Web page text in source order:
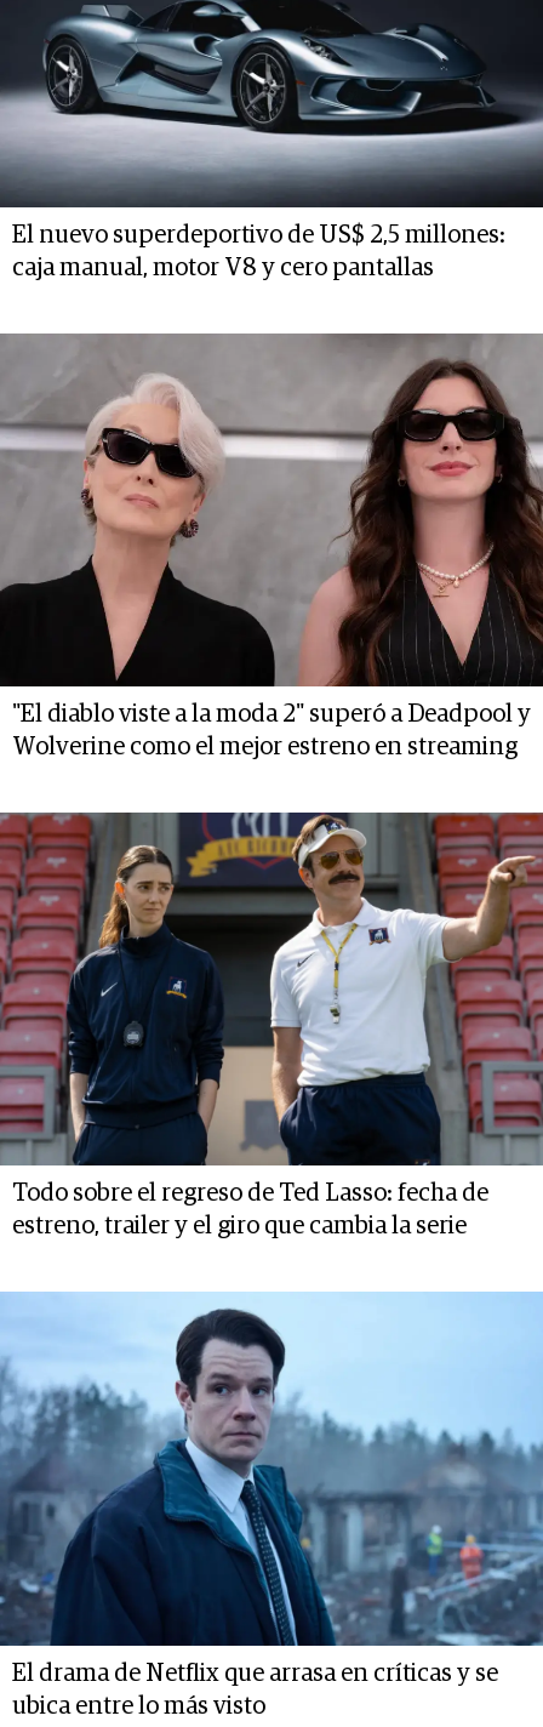
El nuevo superdeportivo de US$ 2,5 millones:
caja manual, motor V8 y cero pantallas
"El diablo viste a la moda 2" superó a Deadpool y
Wolverine como el mejor estreno en streaming
Todo sobre el regreso de Ted Lasso: fecha de
estreno, trailer y el giro que cambia la serie
El drama de Netflix que arrasa en críticas y se
ubica entre lo más visto